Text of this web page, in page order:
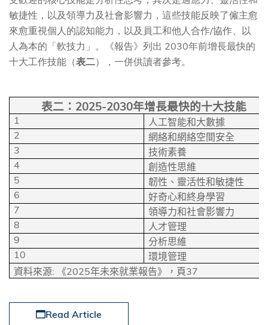
敏捷性，以及領導力及社會影響力，這些技能反映了僱主愈
來愈重視個人的認知能力，以及員工和他人合作/協作、以
人為本的「軟技力」。《報告》列出 2030年前增長最快的
十大工作技能（表二），一併供讀者參考。
表二： 2025-2030年增長最快的十大技能
1 人工智能和大數據
2 網絡和網絡空間安全
3 技術素養
4 創造性思維
5 韌性、靈活性和敏捷性
6 好奇心和終身學習
7 領導力和社會影響力
8 人才管理
9 分析思維
10
環境管理
資料來源: 《2025年未來就業報告》，頁37
Read Article